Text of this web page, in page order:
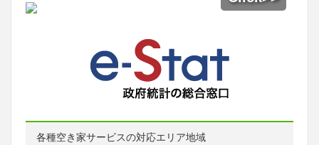
各種空き家サービスの対応エリア地域